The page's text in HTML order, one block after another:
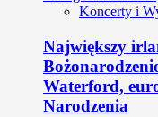
Koncerty i
Największy
Waterford,
Narodzenia